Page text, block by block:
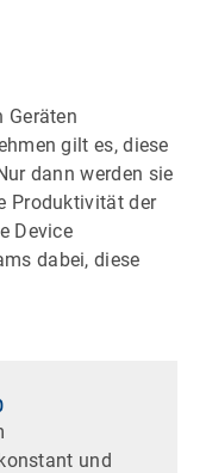
Geräten
gilt es, diese
dann werden sie
Produktivität der
Device
dabei, diese
und